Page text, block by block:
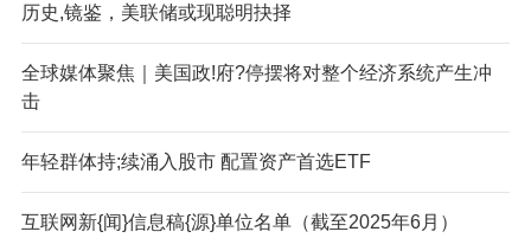
历史,镜鉴，美联储或现聪明抉择
全球媒体聚焦｜美国政!府?停摆将对整个经济系统产生冲
击
年轻群体持;续涌入股市 配置资产首选ETF
互联网新{闻}信息稿{源}单位名单（截至2025年6月）